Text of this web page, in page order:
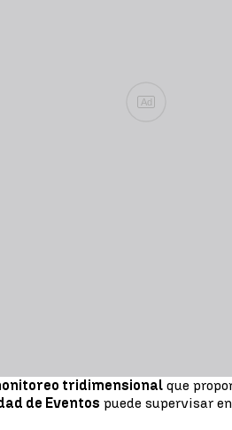
Ad
tridimensional que
de Eventos puede supervisar